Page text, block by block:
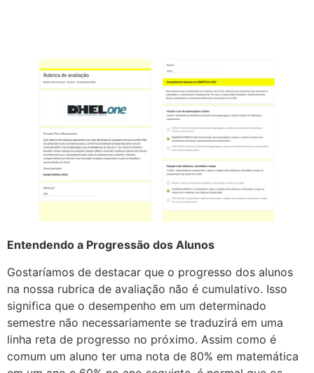
Entendendo a Progressão dos Alunos
Gostaríamos de destacar que o progresso dos alunos
na nossa rubrica de avaliação não é cumulativo. Isso
significa que o desempenho em um determinado
semestre não necessariamente se traduzirá em uma
linha reta de progresso no próximo. Assim como é
comum um aluno ter uma nota de 80% em matemática